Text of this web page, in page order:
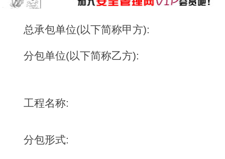
总承包单位(以下简称甲方):
分包单位(以下简称乙方):
工程名称:
分包形式: